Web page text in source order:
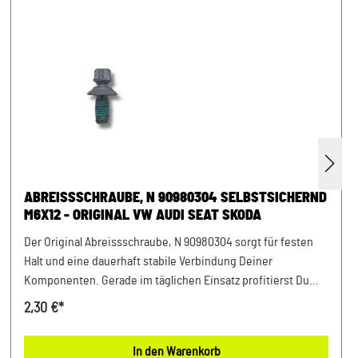
ABREISSSCHRAUBE, N 90980304 SELBSTSICHERND
M6X12 - ORIGINAL VW AUDI SEAT SKODA
Der Original Abreissschraube, N 90980304 sorgt für festen
Halt und eine dauerhaft stabile Verbindung Deiner
Komponenten. Gerade im täglichen Einsatz profitierst Du
von einer stabilen Funktion und einem sicheren Gefühl bei
dieses Teil eine optimale Ergänzung für viele Bereiche.
2,30 €*
In den Warenkorb